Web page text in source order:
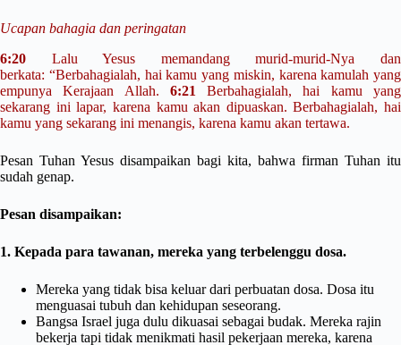
Ucapan bahagia dan peringatan
6:20 Lalu Yesus memandang murid-murid-Nya dan
berkata: “Berbahagialah, hai kamu yang miskin, karena kamulah yang
empunya Kerajaan Allah.
6:21
Berbahagialah, hai kamu yang
sekarang ini lapar, karena kamu akan dipuaskan. Berbahagialah, hai
kamu yang sekarang ini menangis, karena kamu akan tertawa.
Pesan Tuhan Yesus disampaikan bagi kita, bahwa firman Tuhan itu
sudah genap.
Pesan disampaikan:
1. Kepada para tawanan, mereka yang terbelenggu dosa.
Mereka yang tidak bisa keluar dari perbuatan dosa. Dosa itu
menguasai tubuh dan kehidupan seseorang.
Bangsa Israel juga dulu dikuasai sebagai budak. Mereka rajin
bekerja tapi tidak menikmati hasil pekerjaan mereka, karena